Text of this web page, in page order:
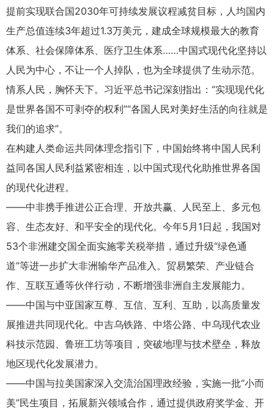
提前实现联合国2030年可持续发展议程减贫目标，人均国内
生产总值连续3年超过1.3万美元，建成全球规模最大的教育
体系、社会保障体系、医疗卫生体系……中国式现代化坚持以
人民为中心，不让一个人掉队，也为全球提供了生动示范。
情系人民，胸怀天下。习近平总书记深刻指出：“实现现代化
是世界各国不可剥夺的权利”“各国人民对美好生活的向往就是
我们的追求”。
在构建人类命运共同体理念指引下，中国始终将中国人民利
益同各国人民利益紧密相连，以中国式现代化助推世界各国
的现代化进程。
——中非携手推进公正合理、开放共赢、人民至上、多元包
容、生态友好、和平安全的现代化。今年5月1日起，我国对
53个非洲建交国全面实施零关税举措，通过升级“绿色通
道”等进一步扩大非洲输华产品准入。贸易繁荣、产业链合
作、互联互通等伙伴行动，不断增强非洲自主发展能力。
——中国与中亚国家互尊、互信、互利、互助，以高质量发
展推进共同现代化。中吉乌铁路、中塔公路、中乌现代农业
科技示范园、鲁班工坊等项目，突破地理与技术壁垒，释放
地区现代化发展潜力。
——中国与拉美国家深入交流治国理政经验，实施一批“小而
美”民生项目，拓展新兴领域合作，通过提供政府奖学金、开